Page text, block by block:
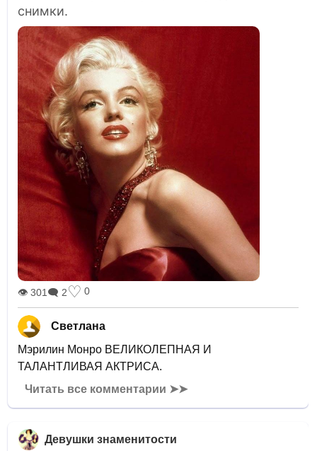
снимки.
👁 301 🗨 2♡ 0
Светлана
Мэрилин Монро ВЕЛИКОЛЕПНАЯ И
ТАЛАНТЛИВАЯ АКТРИСА.
Читать все комментарии ➤➤
Девушки знаменитости